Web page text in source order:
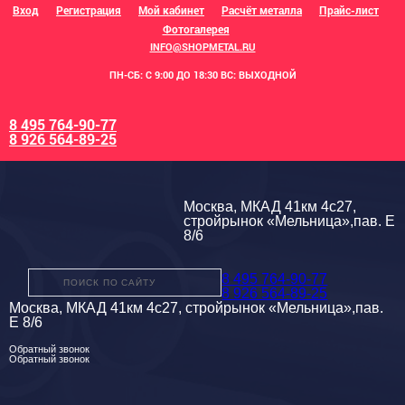
Вход Регистрация Мой кабинет Расчёт металла
Прайс-лист
Фотогалерея
INFO@SHOPMETAL.RU
ПН-СБ: С 9:00 ДО 18:30 ВС: ВЫХОДНОЙ
8 495 764-90-77
8 926 564-89-25
Москва, МКАД 41км 4с27,
стройрынок «Мельница»,пав. Е
8/6
8 495 764-90-77
8 926 564-89-25
Москва, МКАД 41км 4с27, стройрынок «Мельница»,пав.
Е 8/6
Обратный звонок
Обратный звонок